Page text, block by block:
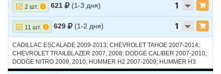
2 шт. 621 (1-3 дня)
11 шт. 629 (1-2 дня)
CADILLAC ESCALADE 2009-2013; CHEVROLET TAHOE 2007-2014;
CHEVROLET TRAILBLAZER 2007, 2008; DODGE CALIBER 2007-2010;
DODGE NITRO 2009, 2010; HUMMER H2 2007-2009; HUMMER H3
2008-2010; SATURN VUE 2008, 2009